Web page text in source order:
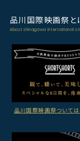
品川国際映画祭と
About shinagawa international
品川国際映画祭ついては